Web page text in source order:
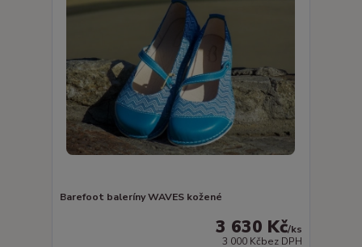
Barefoot baleríny WAVES kožené
3 630 Kč/ks
3 000 Kčbez DPH